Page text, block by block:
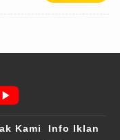
Kami
Info Iklan